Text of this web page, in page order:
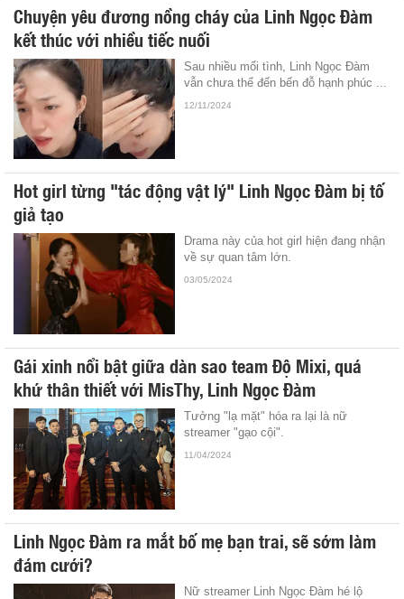
Chuyện yêu đương nồng cháy của Linh Ngọc Đàm
kết thúc với nhiều tiếc nuối
Sau nhiều mối tình, Linh Ngọc Đàm
vẫn chưa thể đến bến đỗ hạnh phúc ...
12/11/2024
Hot girl từng "tác động vật lý" Linh Ngọc Đàm bị tố
giả tạo
Drama này của hot girl hiện đang nhận
về sự quan tâm lớn.
03/05/2024
Gái xinh nổi bật giữa dàn sao team Độ Mixi, quá
khứ thân thiết với MisThy, Linh Ngọc Đàm
Tưởng "lạ mặt" hóa ra lại là nữ
streamer "gạo cội".
11/04/2024
Linh Ngọc Đàm ra mắt bố mẹ bạn trai, sẽ sớm làm
đám cưới?
Nữ streamer Linh Ngọc Đàm hé lộ